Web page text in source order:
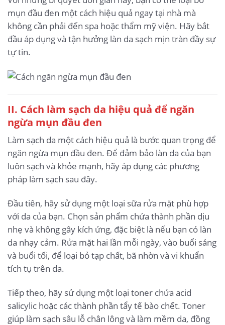
mụn đầu đen một cách hiệu quả ngay tại nhà mà
không cần phải đến spa hoặc thẩm mỹ viện. Hãy bắt
đầu áp dụng và tận hưởng làn da sạch mịn tràn đầy sự
tự tin.
II. Cách làm sạch da hiệu quả để ngăn
ngừa mụn đầu đen
Làm sạch da một cách hiệu quả là bước quan trọng để
ngăn ngừa mụn đầu đen. Để đảm bảo làn da của bạn
luôn sạch và khỏe mạnh, hãy áp dụng các phương
pháp làm sạch sau đây.
Đầu tiên, hãy sử dụng một loại sữa rửa mặt phù hợp
với da của bạn. Chọn sản phẩm chứa thành phần dịu
nhẹ và không gây kích ứng, đặc biệt là nếu bạn có làn
da nhạy cảm. Rửa mặt hai lần mỗi ngày, vào buổi sáng
và buổi tối, để loại bỏ tạp chất, bã nhờn và vi khuẩn
tích tụ trên da.
Tiếp theo, hãy sử dụng một loại toner chứa acid
salicylic hoặc các thành phần tẩy tế bào chết. Toner
giúp làm sạch sâu lỗ chân lông và làm mềm da, đồng